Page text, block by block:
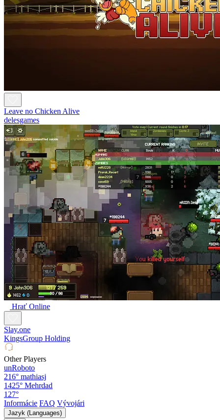
Leave no Chicken Alive
delesgames
Hrať Online
Slay.one
KingsGroup Holding
Other Players
unRoboto
216° mathiasj
1425° Mehrdad
127°
Informácie FAQ Vývojári
Jazyk (Languages)